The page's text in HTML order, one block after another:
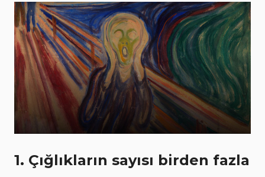
1. Çığlıkların sayısı birden fazla